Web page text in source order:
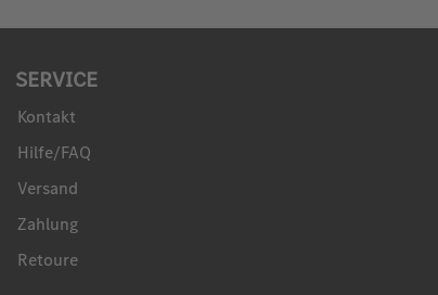
SERVICE
Kontakt
Hilfe/FAQ
Versand
Zahlung
Retoure